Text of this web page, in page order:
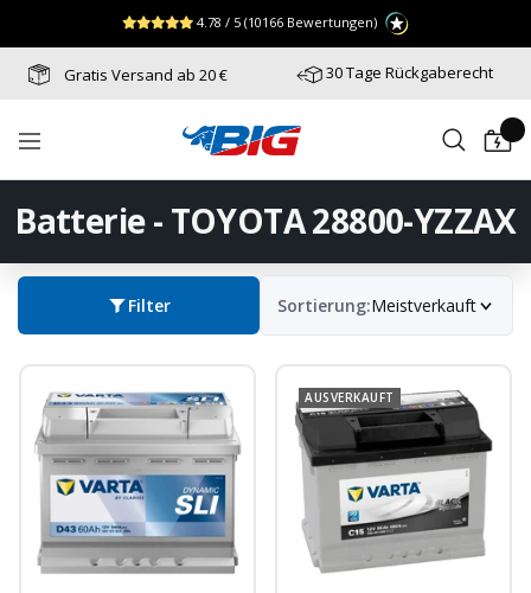
Zum Menü springen
Fußzeile springen
Barrierefreiheits-Widget öffnen
Inhalt
4.78 / 5 (10166 Bewertungen)
Gratis Versand ab 20 € 30 Tage Rückgaberecht
Navigation
Batterie-
Batterie - TOYOTA 28800-YZZAX
Filter Sortierung:Meistverkauft
AUSVERKAUFT